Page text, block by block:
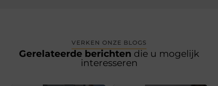
VERKEN ONZE BLOGS
Gerelateerde berichten die u mogelijk
interesseren